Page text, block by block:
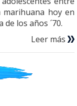
marihuana hoy en
los años ´70.
Leer más